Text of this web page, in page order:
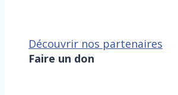
Découvrir nos partenaires
Faire un don